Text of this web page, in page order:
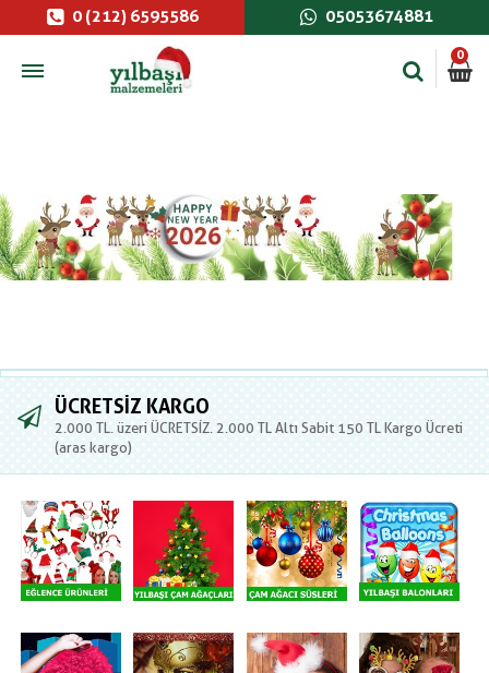
0 (212) 6595586 05053674881
0
ÜCRETSIZ KARGO
2.000 TL. üzeri ÜCRETSİZ. 2.000 TL Altı Sabit 150 TL Kargo Ücreti
(aras kargo)